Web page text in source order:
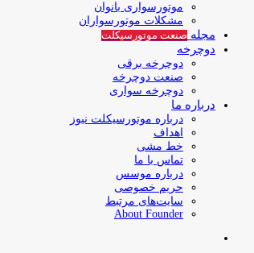
موتورسواری بانوان
مشکلات موتورسواران
مجله صنعت موتورسیکلت
دوچرخه
دوچرخه برقی
صنعت دوچرخه
دوچرخه سواری
درباره ما
درباره موتورسیکلت نیوز
اهداف
خط مشی
تماس با ما
درباره موسس
حریم خصوصی
سایت‌های مرتبط
About Founder